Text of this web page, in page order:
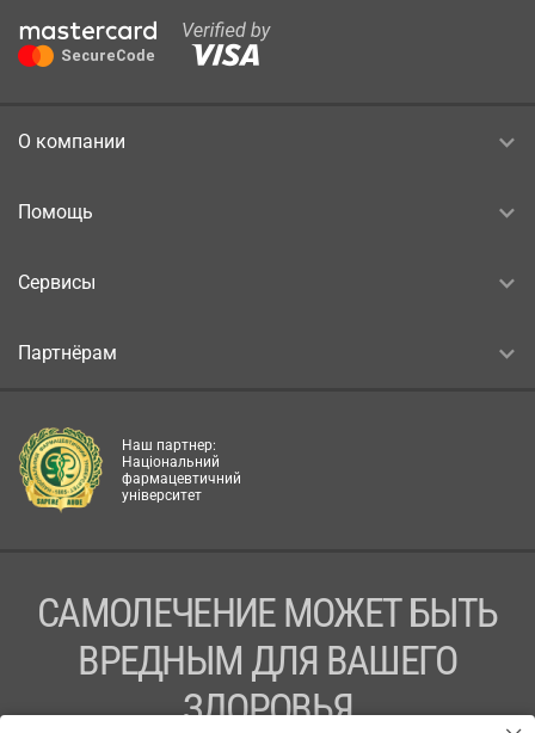
О компании
Помощь
Сервисы
Партнёрам
Наш партнер:
Національний
фармацевтичний
університет
САМОЛЕЧЕНИЕ МОЖЕТ БЫТЬ
ВРЕДНЫМ ДЛЯ ВАШЕГО
ЗДОРОВЬЯ